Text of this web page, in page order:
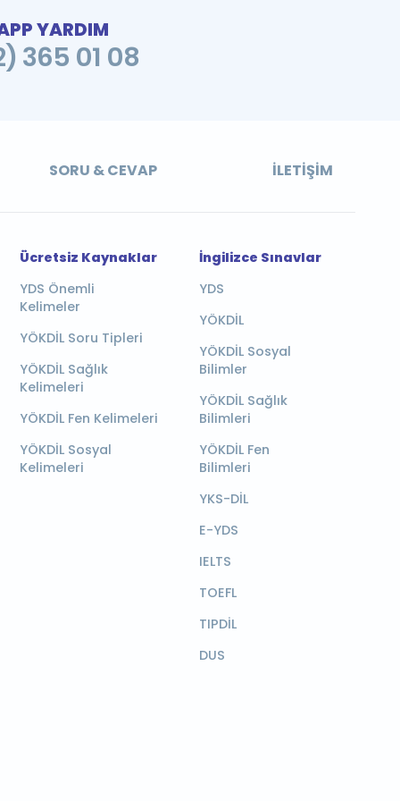
YARDIM
365 01 08
SORU & CEVAP İLETIŞIM
Ücretsiz Kaynaklar
YDS Önemli
Kelimeler
YÖKDİL Soru Tipleri
YÖKDİL Sağlık
Kelimeleri
YÖKDİL Fen Kelimeleri
YÖKDİL Sosyal
Kelimeleri
İngilizce Sınavlar
YDS
YÖKDİL
YÖKDİL Sosyal
Bilimler
YÖKDİL Sağlık
Bilimleri
YÖKDİL Fen
Bilimleri
YKS-DİL
E-YDS
IELTS
TOEFL
TIPDİL
DUS